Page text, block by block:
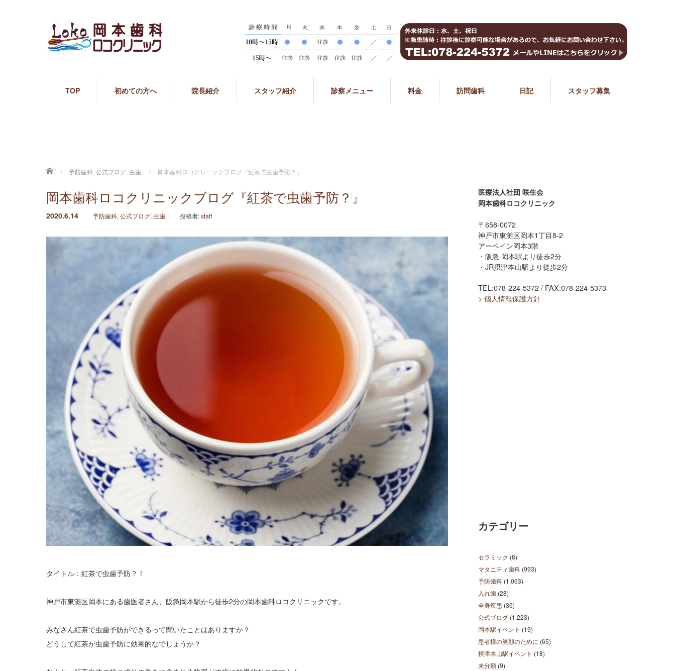
TOP 初めての方へ 院長紹介 スタッフ紹介 診察メニュー 料金 訪問歯科 日記 スタッフ募集
ホーム 予防歯科, 公式ブログ, 虫歯 岡本歯科ロコクリニックブログ『紅茶で虫歯予防？』
岡本歯科ロコクリニックブログ『紅茶で虫歯予防？』
2020.6.14 予防歯科, 公式ブログ, 虫歯 投稿者:staff
タイトル：紅茶で虫歯予防？！
神戸市東灘区岡本にある歯医者さん、阪急岡本駅から徒歩2分の岡本歯科ロコクリニックです。
みなさん紅茶で虫歯予防ができるって聞いたことはありますか？
どうして紅茶が虫歯予防に効果的なでしょうか？
医療法人社団 咲生会
岡本歯科ロコクリニック
〒658-0072
神戸市東灘区岡本1丁目8-2
アーベイン岡本3階
・阪急 岡本駅より徒歩2分
・JR摂津本山駅より徒歩2分
TEL:078-224-5372 / FAX:078-224-5373
> 個人情報保護方針
カテゴリー
セラミック (8)
マタニティ歯科 (993)
予防歯科 (1,063)
入れ歯 (28)
全身疾患 (36)
公式ブログ (1,223)
岡本駅イベント (19)
患者様の笑顔のために (65)
摂津本山駅イベント (18)
未分類 (9)